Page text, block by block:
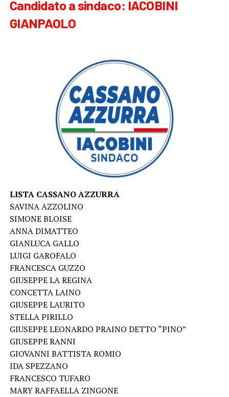
Candidato a sindaco: IACOBINI
GIANPAOLO
LISTA CASSANO AZZURRA
SAVINA AZZOLINO
SIMONE BLOISE
ANNA DIMATTEO
GIANLUCA GALLO
LUIGI GAROFALO
FRANCESCA GUZZO
GIUSEPPE LA REGINA
CONCETTA LAINO
GIUSEPPE LAURITO
STELLA PIRILLO
GIUSEPPE LEONARDO PRAINO DETTO “PINO”
GIUSEPPE RANNI
GIOVANNI BATTISTA ROMIO
IDA SPEZZANO
FRANCESCO TUFARO
MARY RAFFAELLA ZINGONE